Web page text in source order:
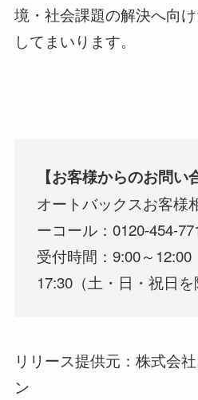
境・社会課題の解決へ向
してまいります。
【お客様からのお問い
オートバックスお客様
ーコール：0120-454-
受付時間：9:00～
17:30（土・日・祝日を
リリース提供元：株式会
ン